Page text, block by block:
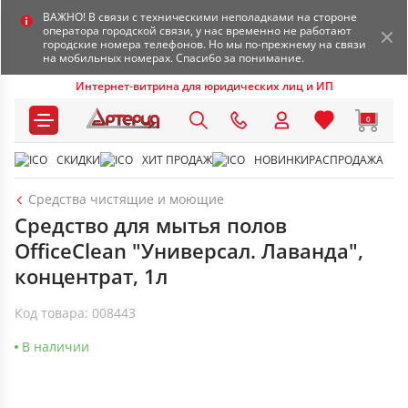
ВАЖНО! В связи с техническими неполадками на стороне
оператора городской связи, у нас временно не работают
городские номера телефонов. Но мы по-прежнему на связи
на мобильных номерах. Спасибо за понимание.
Интернет-витрина для юридических лиц и ИП
0
СКИДКИ ХИТ ПРОДАЖ НОВИНКИРАСПРОДАЖА
Средства чистящие и моющие
Средство для мытья полов
OfficeClean "Универсал. Лаванда",
концентрат, 1л
Код товара: 008443
В наличии